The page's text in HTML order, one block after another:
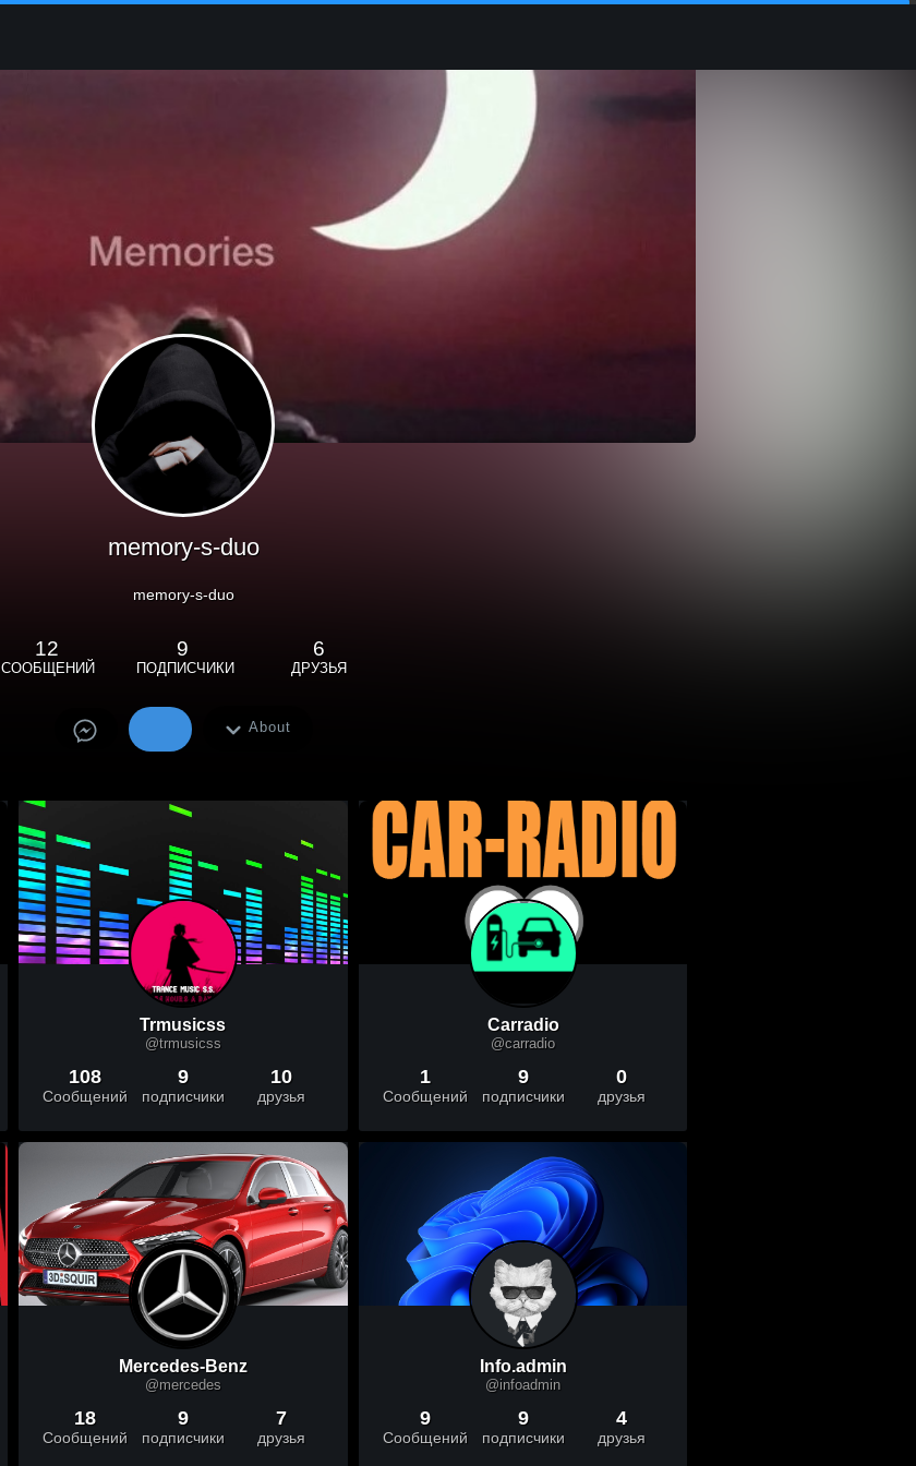
memory-s-duo
memory-s-duo
12
СООБЩЕНИЙ
9
ПОДПИСЧИКИ
6
ДРУЗЬЯ
About
Trmusicss
@trmusicss
108
Сообщений
9
подписчики
10
друзья
Carradio
@carradio
1
Сообщений
9
подписчики
0
друзья
Mercedes-Benz
@mercedes
18
Сообщений
9
подписчики
7
друзья
Info.admin
@infoadmin
9
Сообщений
9
подписчики
4
друзья